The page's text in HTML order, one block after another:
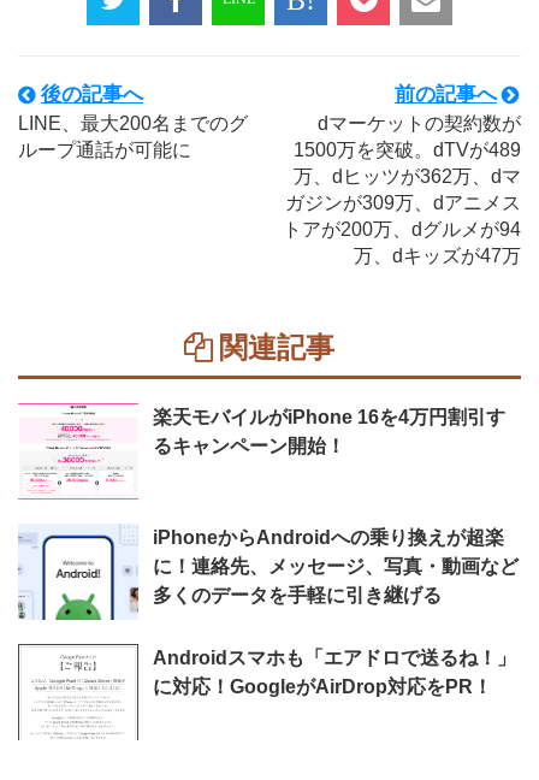
後の記事へ
LINE、最大200名までのグ
ループ通話が可能に
前の記事へ
dマーケットの契約数が
1500万を突破。dTVが489
万、dヒッツが362万、dマ
ガジンが309万、dアニメス
トアが200万、dグルメが94
万、dキッズが47万
関連記事
楽天モバイルがiPhone 16を4万円割引す
るキャンペーン開始！
iPhoneからAndroidへの乗り換えが超楽
に！連絡先、メッセージ、写真・動画など
多くのデータを手軽に引き継げる
Androidスマホも「エアドロで送るね！」
に対応！GoogleがAirDrop対応をPR！